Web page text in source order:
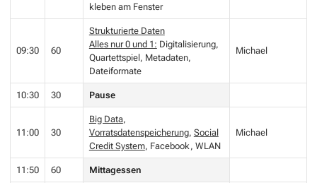
kleben am Fenster
09:30 60
Strukturierte Daten
Alles nur 0 und 1: Digitalisierung,
Quartettspiel, Metadaten,
Dateiformate
Michael
10:30 30 Pause
11:00 30
Big Data,
Vorratsdatenspeicherung, Social
Credit System, Facebook, WLAN
Michael
11:50 60 Mittagessen